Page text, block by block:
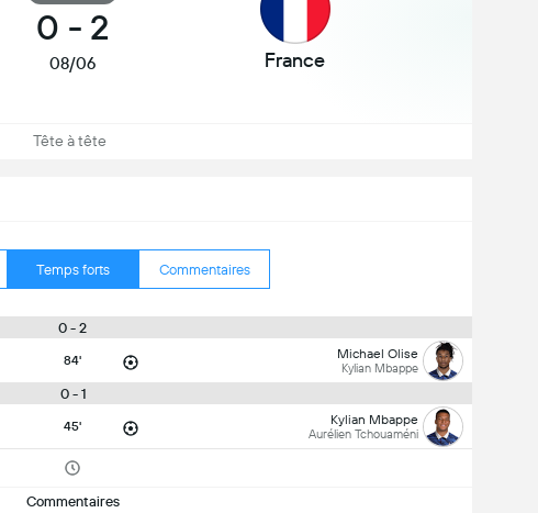
0 - 2
08/06 France
Tête à tête
Temps forts Commentaires
0 - 2
84' Michael Olise
Kylian Mbappe
0 - 1
45' Kylian Mbappe
Aurélien Tchouaméni
Commentaires